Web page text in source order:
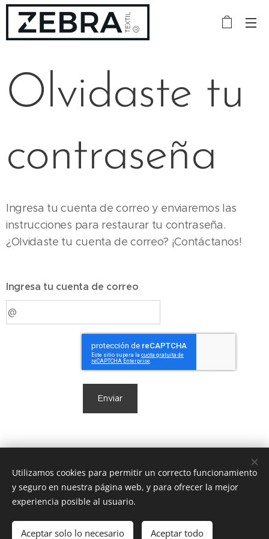
Olvidaste tu
contraseña
Ingresa tu cuenta de correo y enviaremos las
instrucciones para restaurar tu contraseña.
¿Olvidaste tu cuenta de correo? ¡Contáctanos!
Ingresa tu cuenta de correo
Enviar
www.zebratextil.com pedidos@zebratextil.es. C/ Jacquard, 5
Ontinyent 46870 (Valencia) . Tf.962910833
Cookies
Idiomas
Utilizamos cookies para permitir un correcto funcionamiento
y seguro en nuestra página web, y para ofrecer la mejor
experiencia posible al usuario.
Aceptar solo lo necesario Aceptar todo